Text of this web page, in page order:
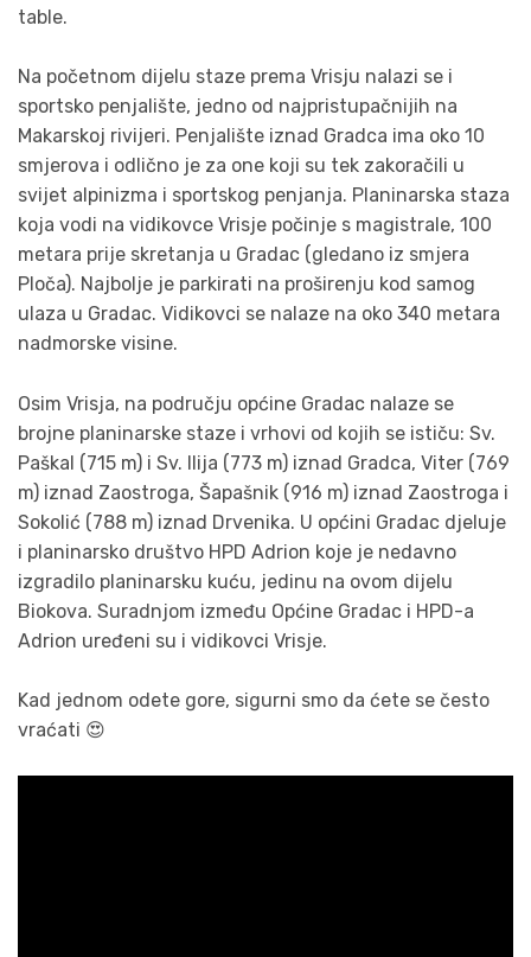
table.
Na početnom dijelu staze prema Vrisju nalazi se i
sportsko penjalište, jedno od najpristupačnijih na
Makarskoj rivijeri. Penjalište iznad Gradca ima oko 10
smjerova i odlično je za one koji su tek zakoračili u
svijet alpinizma i sportskog penjanja. Planinarska staza
koja vodi na vidikovce Vrisje počinje s magistrale, 100
metara prije skretanja u Gradac (gledano iz smjera
Ploča). Najbolje je parkirati na proširenju kod samog
ulaza u Gradac. Vidikovci se nalaze na oko 340 metara
nadmorske visine.
Osim Vrisja, na području općine Gradac nalaze se
brojne planinarske staze i vrhovi od kojih se ističu: Sv.
Paškal (715 m) i Sv. Ilija (773 m) iznad Gradca, Viter (769
m) iznad Zaostroga, Šapašnik (916 m) iznad Zaostroga i
Sokolić (788 m) iznad Drvenika. U općini Gradac djeluje
i planinarsko društvo HPD Adrion koje je nedavno
izgradilo planinarsku kuću, jedinu na ovom dijelu
Biokova. Suradnjom između Općine Gradac i HPD-a
Adrion uređeni su i vidikovci Vrisje.
Kad jednom odete gore, sigurni smo da ćete se često
vraćati 😍